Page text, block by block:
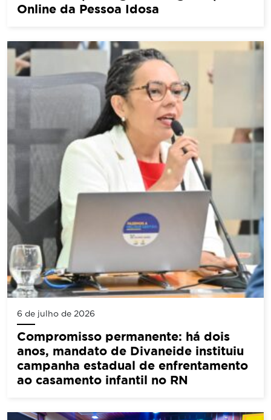
Online da Pessoa Idosa
6 de julho de 2026
Compromisso permanente: há dois
anos, mandato de Divaneide instituiu
campanha estadual de enfrentamento
ao casamento infantil no RN